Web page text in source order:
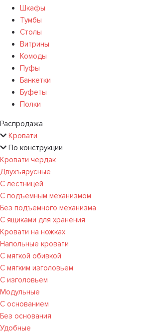
Шкафы
Тумбы
Столы
Витрины
Комоды
Пуфы
Банкетки
Буфеты
Полки
Распродажа
Кровати
По конструкции
Кровати чердак
Двухъярусные
С лестницей
С подъемным механизмом
Без подъемного механизма
С ящиками для хранения
Кровати на ножках
Напольные кровати
С мягкой обивкой
С мягким изголовьем
С изголовьем
Модульные
С основанием
Без основания
Удобные